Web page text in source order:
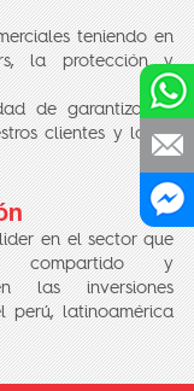
teniendo en
la protección y
de garantizar la
clientes y la de
en el sector que
compartido y
las inversiones
perú, latinoamérica